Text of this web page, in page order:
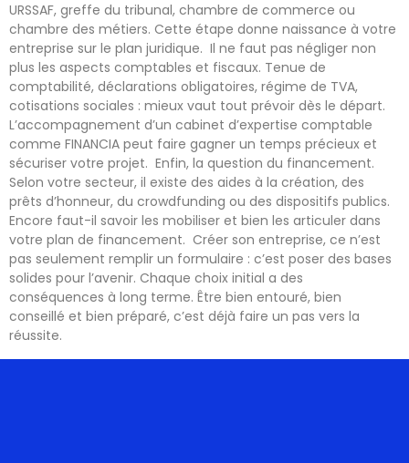
URSSAF, greffe du tribunal, chambre de commerce ou
chambre des métiers. Cette étape donne naissance à votre
entreprise sur le plan juridique. Il ne faut pas négliger non
plus les aspects comptables et fiscaux. Tenue de
comptabilité, déclarations obligatoires, régime de TVA,
cotisations sociales : mieux vaut tout prévoir dès le départ.
L’accompagnement d’un cabinet d’expertise comptable
comme FINANCIA peut faire gagner un temps précieux et
sécuriser votre projet. Enfin, la question du financement.
Selon votre secteur, il existe des aides à la création, des
prêts d’honneur, du crowdfunding ou des dispositifs publics.
Encore faut-il savoir les mobiliser et bien les articuler dans
votre plan de financement. Créer son entreprise, ce n’est
pas seulement remplir un formulaire : c’est poser des bases
solides pour l’avenir. Chaque choix initial a des
conséquences à long terme. Être bien entouré, bien
conseillé et bien préparé, c’est déjà faire un pas vers la
réussite.